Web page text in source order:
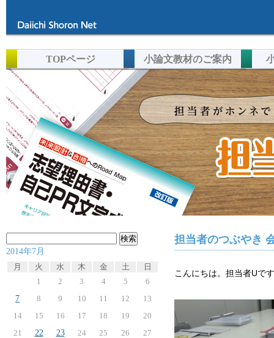
TOPページ 小論文教材のご案内
索:
2014年7月
月
火 水 木 金 土 日
1 2 3 4 5
6
7
8 9 10 11 12
13
14
15 16 17 18 19
20
21
22 23 24 25 26
27
担当者のつぶやき
こんにちは。担当者Uで